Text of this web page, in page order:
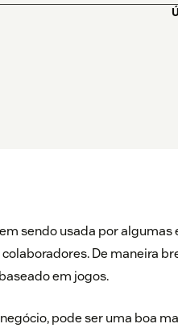
sendo usada por
De maneira
em jogos.
pode ser uma boa